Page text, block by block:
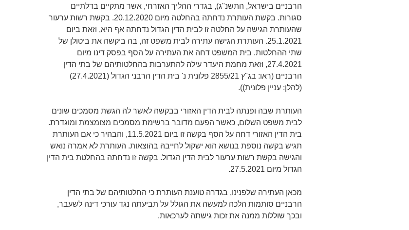
הרבניים בישראל, התשנ"ג), בגדרי ההליך האזרחי, אשר מתקיים בדלתיים
סגורות. בקשת העותרת נדחתה בהחלטה מיום 20.12.2020. בקשת רשות ערעור
שהעותרת הגישה על החלטה זו לבית הדין הגדול נדחתה אף היא, וזאת ביום
25.1.2021. העותרת הגישה עתירה לבית משפט זה, בה ביקשה את ביטולן של
שתי ההחלטות. בית המשפט דחה את העתירה על הסף בפסק דינו מיום
27.4.2021, וזאת מחמת היעדר עילה להתערבות בהחלטותיהם של בתי הדין
הרבניים (ראו: בג"ץ 2855/21 פלונית נ' בית הדין הרבני הגדול (27.4.2021)
(להלן: עניין פלונית)).
העותרת שבה ופנתה לבית הדין האזורי בבקשה לאשר לה הגשת מסמכים שונים
לבית משפט השלום, כאשר הפעם מדובר ברשימת מסמכים מצומצמת ומוגדרת.
בית הדין האזורי דחה על הסף בקשה זו ביום 11.5.2021, והבהיר כי אם העותרת
תגיש בקשה נוספת בנושא הוא ישקול לחייבהּ בהוצאות. העותרת לא אמרה נואש
והגישה בקשת רשות ערעור לבית הדין הגדול. בקשה זו נדחתה בהחלטת בית הדין
הגדול מיום 27.5.2021.
מכאן העתירה שלפנינו, בגדרה טוענת העותרת כי החלטותיהם של בתי הדין
הרבניים סותמות הלכה למעשה את הגולל על תביעתה נגד עורכי דינה לשעבר,
ובכך שוללות ממנה את זכות גישתה לערכאות.